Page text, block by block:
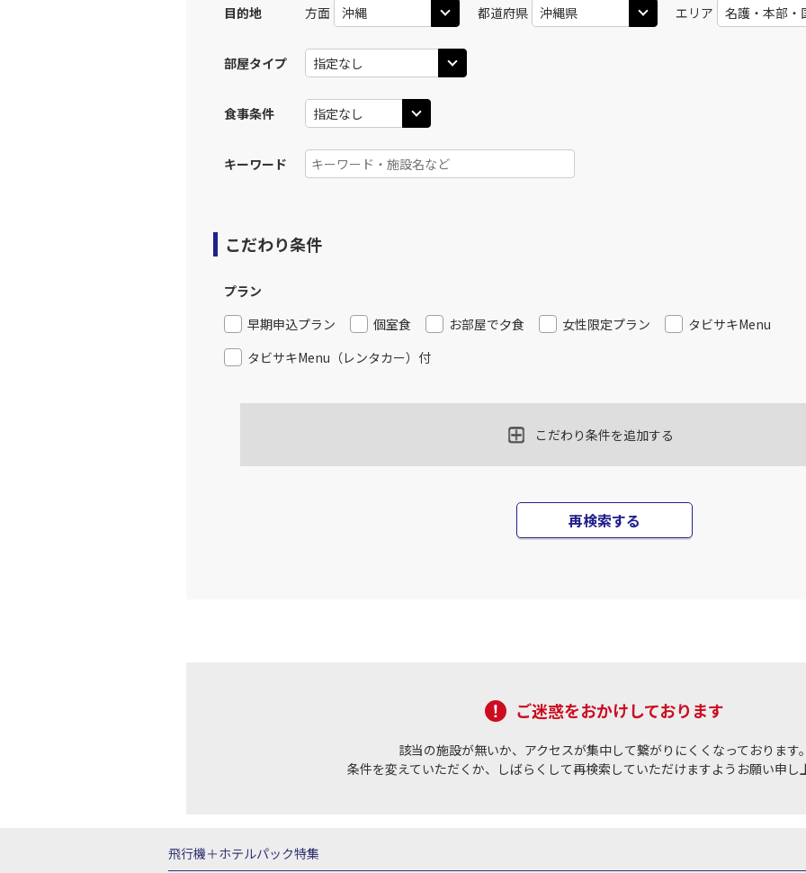
目的地 方面 都道府県 エリア
部屋タイプ
食事条件
キーワード
こだわり条件
プラン
早期申込プラン
個室食 お部屋で夕食 女性限定プラン
タビサキMenu
タビサキMenu（レンタカー）付
こだわり条件を追加する
再検索する
ご迷惑をおかけしております
該当の施設が無いか、アクセスが集中して繋がりにくくなっております
条件を変えていただくか、しばらくして再検索していただけますようお願い申し
飛行機＋ホテルパック特集